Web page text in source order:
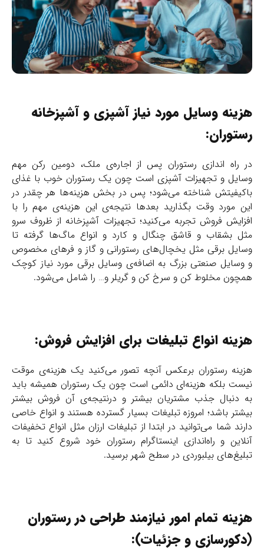
هزینه‌ وسایل مورد نیاز آشپزی و آشپزخانه
رستوران:
در راه اندازی رستوران پس از اجاره‌ی ملک، دومین رکن مهم
وسایل و تجهیزات آشپزی است چون یک رستوران خوب با غذای
باکیفیتش شناخته می‌شود؛ پس در بخش هزینه‌ها هر چقدر در
این مورد وقت بگذارید بعدها نتیجه‌ی این هزینه‌ی مهم را با
افزایش فروش تجربه می‌کنید؛ تجهیزات آشپزخانه از ظروف سرو
مثل بشقاب و قاشق‌ چنگال و کارد و انواع ماگ‌ها گرفته تا
وسایل برقی مثل یخچال‌های رستورانی و گاز و فرهای مخصوص
و وسایل صنعتی بزرگ به اضافه‌ی وسایل برقی مورد نیاز کوچک
همچون مخلوط کن و سرخ کن و گریلر و… را شامل می‌شود.
هزینه‌ انواع تبلیغات برای افزایش فروش:
هزینه رستوران برعکس آنچه تصور می‌کنید یک هزینه‌ی موقت
نیست بلکه هزینه‌ای دائمی است چون یک رستوران همیشه باید
به دنبال جذب مشتریان بیشتر و درنتیجه‌ی آن فروش بیشتر
بیشتر باشد؛ امروزه تبلیغات بسیار گسترده هستند و انواع خاصی
دارند شما می‌توانید در ابتدا از تبلیغات ارزان مثل انواع تخفیفات
آنلاین و راه‌اندازی اینستاگرام رستوران خود شروع کنید تا به
تبلیغ‌های بیلبوردی در سطح شهر برسید.
هزینه‌ تمام امور نیازمند طراحی‌ در رستوران
(دکورسازی و جزئیات):